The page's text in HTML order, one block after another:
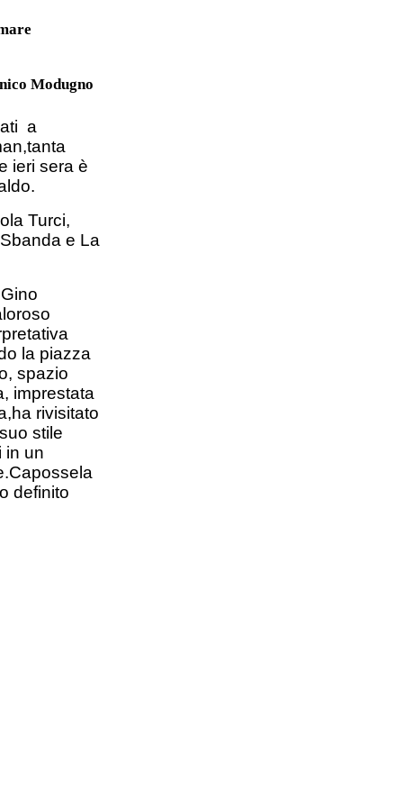
Modugno
a
ieri sera è
Turci,
e La
la piazza
spazio
imprestata
rivisitato
stile
in un
definito